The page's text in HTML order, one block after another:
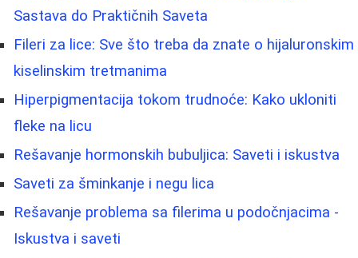
Sastava do Praktičnih Saveta
Fileri za lice: Sve što treba da znate o hijaluronskim
kiselinskim tretmanima
Hiperpigmentacija tokom trudnoće: Kako ukloniti
fleke na licu
Rešavanje hormonskih bubuljica: Saveti i iskustva
Saveti za šminkanje i negu lica
Rešavanje problema sa filerima u podočnjacima -
Iskustva i saveti